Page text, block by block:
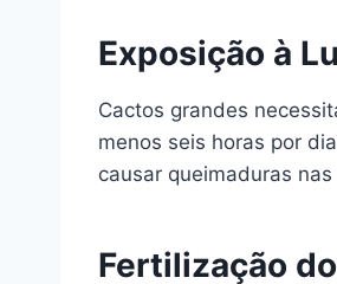
Exposição à
Cactos grandes
menos seis horas por
causar queimaduras
Fertilização